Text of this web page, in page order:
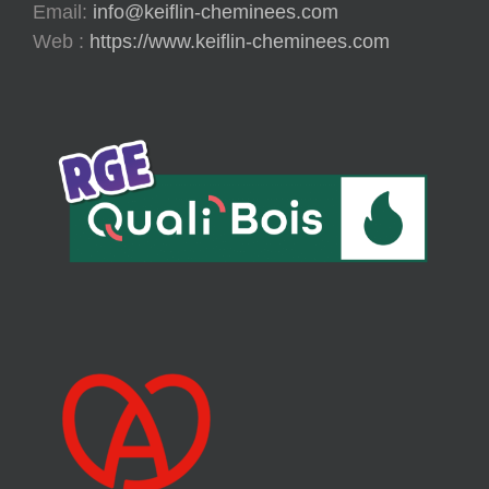
Email: info@keiflin-cheminees.com
Web : https://www.keiflin-cheminees.com